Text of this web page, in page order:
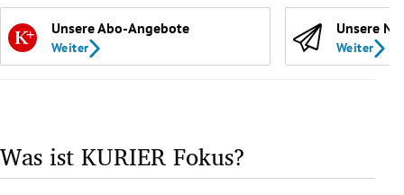
Unsere Abo-Angebote
Weiter
Unsere
Weiter
Was ist KURIER Fokus?